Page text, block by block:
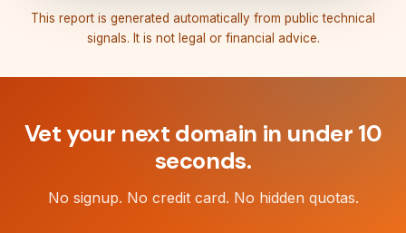
This report is generated automatically from public technical
signals. It is not legal or financial advice.
Vet your next domain in under 10
seconds.
No signup. No credit card. No hidden quotas.